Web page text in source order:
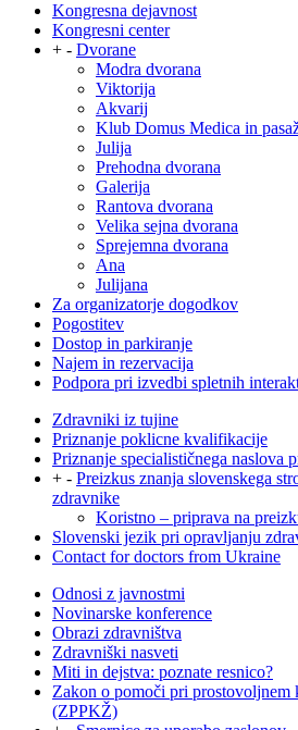
Kongresna dejavnost
Kongresni center
+ - Dvorane
Modra dvorana
Viktorija
Akvarij
Klub Domus Medica in
Julija
Prehodna dvorana
Galerija
Rantova dvorana
Velika sejna dvorana
Sprejemna dvorana
Ana
Julijana
Za organizatorje dogodkov
Pogostitev
Dostop in parkiranje
Najem in rezervacija
Podpora pri izvedbi spletnih
Zdravniki iz tujine
Priznanje poklicne kvalifikacije
Priznanje specialističnega naslova
+ - Preizkus znanja slovenskega
zdravnike
Koristno – priprava na
Slovenski jezik pri opravljanju
Contact for doctors from Ukraine
Odnosi z javnostmi
Novinarske konference
Obrazi zdravništva
Zdravniški nasveti
Miti in dejstva: poznate resnico?
Zakon o pomoči pri prostovoljnem
(ZPPKŽ)